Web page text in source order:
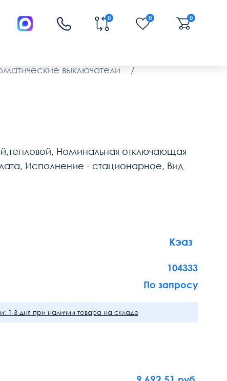
0 0 0
выключатели
/
Номинальная отключающая
Исполнение - стационарное, Вид
Кэаз
104333
По запросу
1-3 дня при наличии товара на складе